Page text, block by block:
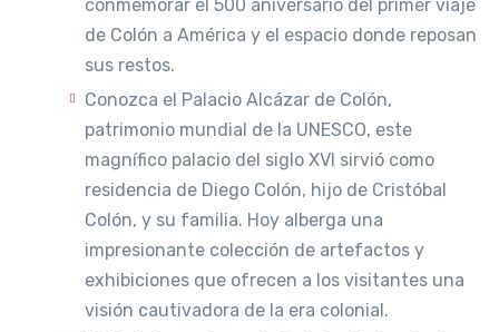
conmemorar el 500 aniversario del primer viaje
de Colón a América y el espacio donde reposan
sus restos.
Conozca el Palacio Alcázar de Colón,
patrimonio mundial de la UNESCO, este
magnífico palacio del siglo XVI sirvió como
residencia de Diego Colón, hijo de Cristóbal
Colón, y su familia. Hoy alberga una
impresionante colección de artefactos y
exhibiciones que ofrecen a los visitantes una
visión cautivadora de la era colonial.